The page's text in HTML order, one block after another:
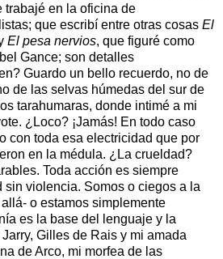
trabajé en la oficina de
que escribí entre otras cosas El
El pesa nervios, que figuré como
Gance; son detalles
Guardo un bello recuerdo, no de
de las selvas húmedas del sur de
tarahumaras, donde intimé a mi
¿Loco? ¡Jamás! En todo caso
con toda esa electricidad que por
en la médula. ¿La crueldad?
Toda acción es siempre
sin violencia. Somos o ciegos a la
o estamos simplemente
es la base del lenguaje y la
Gilles de Rais y mi amada
de Arco, mi morfea de las